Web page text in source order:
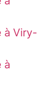
à Viry-
à